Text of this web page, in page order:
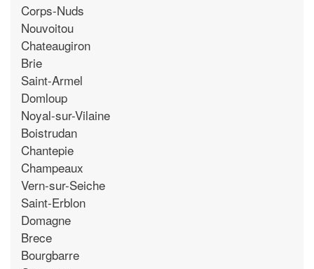
Corps-Nuds
Nouvoitou
Chateaugiron
Brie
Saint-Armel
Domloup
Noyal-sur-Vilaine
Boistrudan
Chantepie
Champeaux
Vern-sur-Seiche
Saint-Erblon
Domagne
Brece
Bourgbarre